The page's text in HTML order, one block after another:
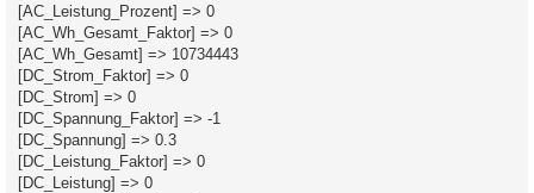
[AC_Leistung_Prozent] => 0
[AC_Wh_Gesamt_Faktor] => 0
[AC_Wh_Gesamt] => 10734443
[DC_Strom_Faktor] => 0
[DC_Strom] => 0
[DC_Spannung_Faktor] => -1
[DC_Spannung] => 0.3
[DC_Leistung_Faktor] => 0
[DC_Leistung] => 0